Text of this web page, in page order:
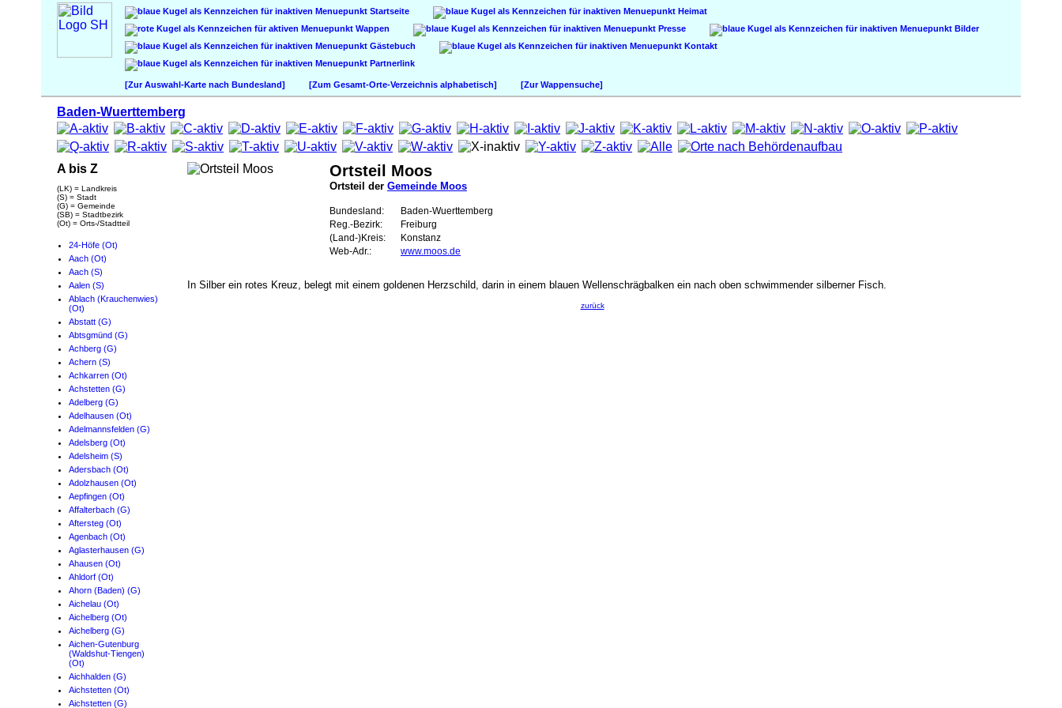
Startseite
Heimat
Wappen
Presse
Bilder
Gästebuch
Kontakt
Partnerlink
[Zur Auswahl-Karte nach Bundesland] [Zum Gesamt-Orte-Verzeichnis alphabetisch] [Zur Wappensuche]
Baden-Wuerttemberg
A bis Z
(LK) = Landkreis
(S) = Stadt
(G) = Gemeinde
(SB) = Stadtbezirk
(Ot) = Orts-/Stadtteil
24-Höfe (Ot)
Aach (Ot)
Aach (S)
Aalen (S)
Ablach (Krauchenwies)
(Ot)
Abstatt (G)
Abtsgmünd (G)
Achberg (G)
Achern (S)
Achkarren (Ot)
Achstetten (G)
Adelberg (G)
Adelhausen (Ot)
Adelmannsfelden (G)
Adelsberg (Ot)
Adelsheim (S)
Adersbach (Ot)
Adolzhausen (Ot)
Aepfingen (Ot)
Affalterbach (G)
Aftersteg (Ot)
Agenbach (Ot)
Aglasterhausen (G)
Ahausen (Ot)
Ahldorf (Ot)
Ahorn (Baden) (G)
Aichelau (Ot)
Aichelberg (Ot)
Aichelberg (G)
Aichen-Gutenburg
(Waldshut-Tiengen)
(Ot)
Aichhalden (G)
Aichstetten (Ot)
Aichstetten (G)
Ortsteil Moos
Ortsteil der Gemeinde Moos
Bundesland:
Baden-Wuerttemberg
Reg.-Bezirk:
Freiburg
(Land-)Kreis:
Konstanz
Web-Adr.:
www.moos.de
In Silber ein rotes Kreuz, belegt mit einem goldenen Herzschild, darin in einem blauen Wellenschrägbalken ein nach oben schwimmender silberner Fisch.
zurück